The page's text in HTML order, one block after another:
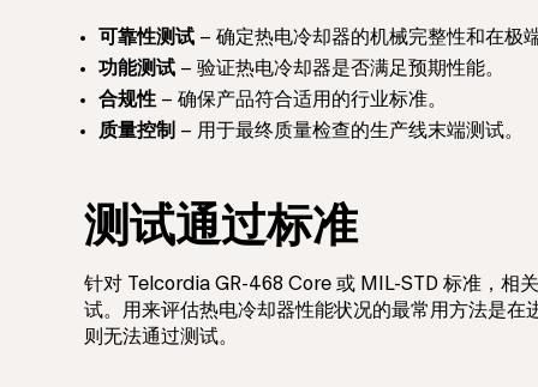
可靠性测试 – 确定热电冷却器的机械完整性和在极
功能测试 – 验证热电冷却器是否满足预期性能。
合规性 – 确保产品符合适用的行业标准。
质量控制 – 用于最终质量检查的生产线末端测试。
测试通过标准
针对 Telcordia GR-468 Core 或 MIL-STD 标准，相
试。用来评估热电冷却器性能状况的最常用方法是
则无法通过测试。